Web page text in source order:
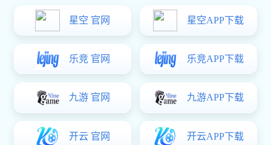
服务商查询
经销商 请选择地区
为您找到0个服务商